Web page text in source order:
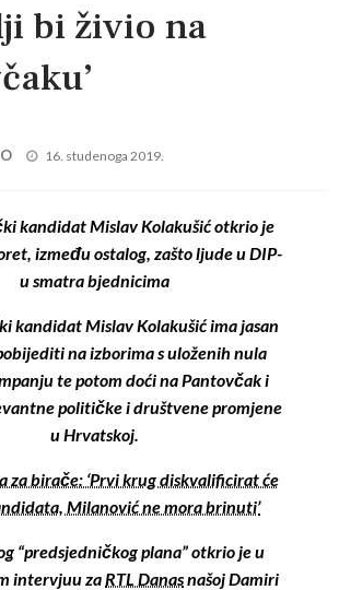
bi živio na
Posted
16. studenoga 2019.
kandidat Mislav Kolakušić otkrio je
između ostalog, zašto ljude u DIP-
u smatra bjednicima
kandidat Mislav Kolakušić ima jasan
na izborima s uloženih nula
te potom doći na Pantovčak i
političke i društvene promjene
u Hrvatskoj.
za birače: ‘Prvi krug diskvalificirat će
Milanović ne mora brinuti’
“predsjedničkog plana” otkrio je u
intervjuu za RTL Danasnašoj Damiri